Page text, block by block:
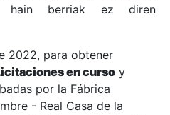
hain berriak ez diren
2022, para obtener
en curso y
por la Fábrica
- Real Casa de la